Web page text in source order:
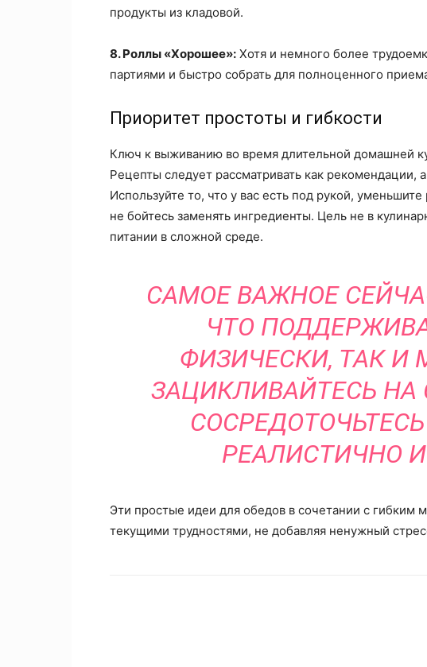
продукты из кладовой.
8. Роллы «Хорошее»: Хотя и немного более
партиями и быстро собрать для полноценного
Приоритет простоты и гибкости
Ключ к выживанию во время длительной домашней
Рецепты следует рассматривать как рекомендации,
Используйте то, что у вас есть под рукой,
не бойтесь заменять ингредиенты. Цель не в
питании в сложной среде.
САМОЕ ВАЖНОЕ
ЧТО
ФИЗИЧЕСКИ, ТАК И
ЗАЦИКЛИВАЙТЕСЬ НА
РЕАЛИСТИЧНО
Эти простые идеи для обедов в сочетании с гибким
текущими трудностями, не добавляя ненужный